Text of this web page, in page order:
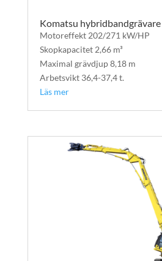
Komatsu
Motoreffekt 202/271 kW/HP
Skopkapacitet 2,66 m³
Maximal grävdjup 8,18 m
Arbetsvikt 36,4-37,4 t.
Läs mer